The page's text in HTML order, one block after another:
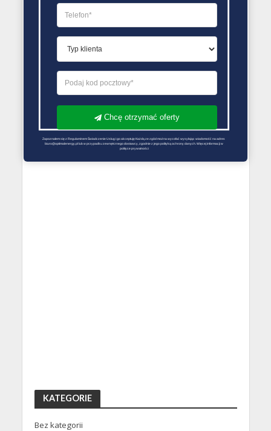
KATEGORIE
Bez kategorii
Chcę otrzymać oferty
Zapoznałem się z Regulaminem Świadczenie Usług i go akceptuję Każdą ze zgód można wycofać wysyłając wiadomość na adres
biuro@optimalenergy.pl lub w przypadku zewnętrznego dostawcy, zgodnie z jego polityką ochrony danych. Więcej informacji w
polityce prywatności